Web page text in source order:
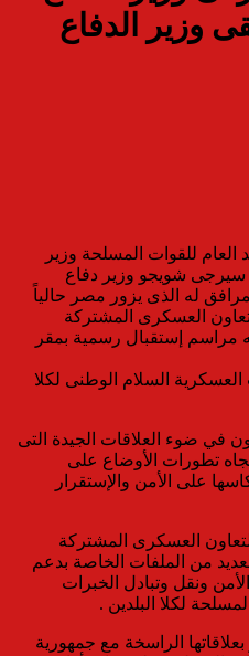
وزير الدفاع
العام للقوات المسلحة وزير
سيرجى شويجو وزير دفاع
له الذى يزور مصر حالياً
العسكرى المشتركة
مراسم إستقبال رسمية بمقر
السلام الوطنى لكلا
في ضوء العلاقات الجيدة التى
تطورات الأوضاع على
على الأمن والإستقرار
العسكرى المشتركة
من الملفات الخاصة بدعم
ونقل وتبادل الخبرات
لكلا البلدين .
الراسخة مع جمهورية